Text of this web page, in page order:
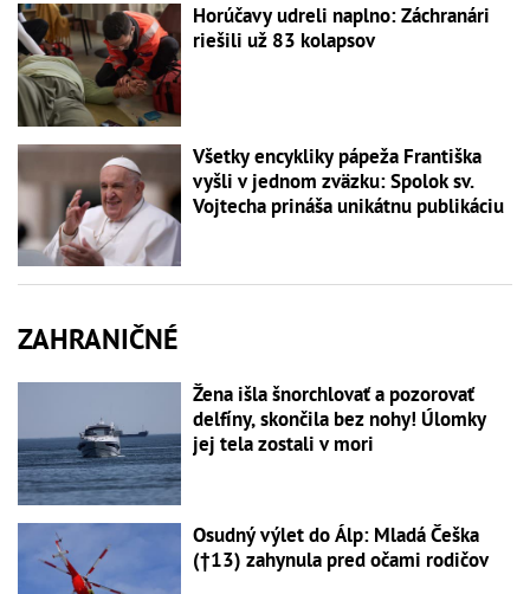
Horúčavy udreli naplno: Záchranári
riešili už 83 kolapsov
Všetky encykliky pápeža Františka
vyšli v jednom zväzku: Spolok sv.
Vojtecha prináša unikátnu publikáciu
ZAHRANIČNÉ
Žena išla šnorchlovať a pozorovať
delfíny, skončila bez nohy! Úlomky
jej tela zostali v mori
Osudný výlet do Álp: Mladá Češka
(†13) zahynula pred očami rodičov